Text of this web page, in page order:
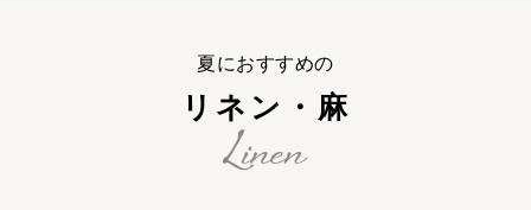
夏におすすめの
リネン・麻